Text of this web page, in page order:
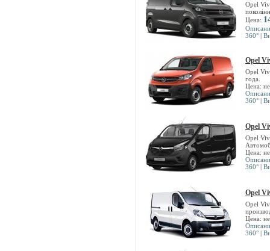
Opel
Цена:
360° |
Opel
Opel
года.
Цена:
360° |
Opel
Opel
Цена:
360° |
Opel
Opel
Цена:
360° |